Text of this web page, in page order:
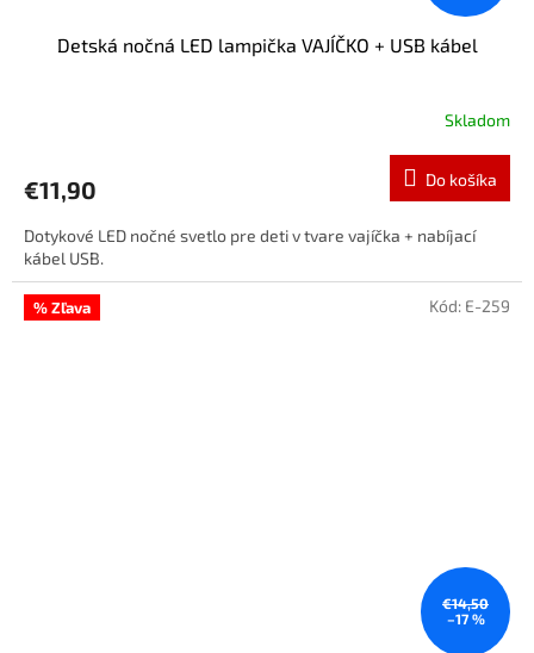
Detská nočná LED lampička VAJÍČKO + USB kábel
Skladom
€11,90 Do košíka
Dotykové LED nočné svetlo pre deti v tvare vajíčka + nabíjací
kábel USB.
% Zľava
€14,50
–17 %
Kód: E-259